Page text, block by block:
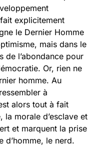
explicitement
le Dernier Homme
mais dans le
de l’abondance pour
Or, rien ne
homme. Au
à
alors tout à fait
morale d’esclave et
et marquent la prise
d’homme, le nerd.